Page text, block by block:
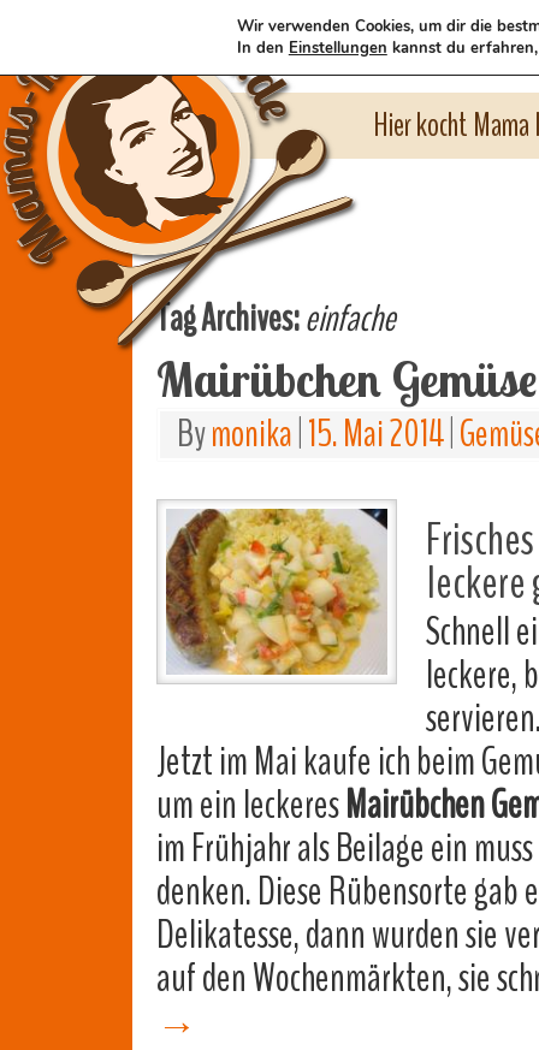
Hier kocht
Tag Archives:einfache
Mairübchen Gemüse
Bymonika 15. Mai 2014
leckere
Schnell
leckere,
Jetzt im Mai kaufe ich beim
um ein leckeresMairübchen
im Frühjahr als Beilage ein
denken. Diese Rübensorte gab
Delikatesse, dann wurden sie
auf den Wochenmärkten, sie
→
Wir verwenden Cookies, um dir die
In den Einstellungen kannst du